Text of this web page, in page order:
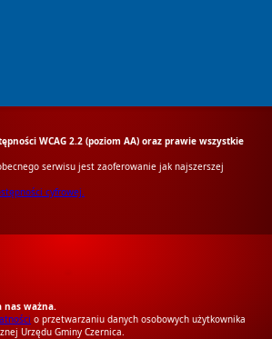
WCAG 2.2 (poziom AA) oraz prawie wszystkie
serwisu jest zaoferowanie jak najszerszej
cyfrowej.
nas ważna.
o przetwarzaniu danych osobowych użytkownika
Urzędu Gminy Czernica.